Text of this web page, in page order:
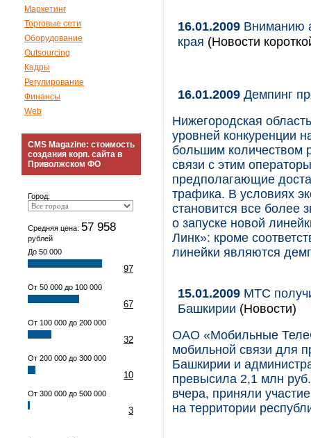
Маркетинг
Торговые сети
Оборудование
Outsourcing
Кадры
Регулирование
Финансы
Web
CMS Magazine: стоимость
создания корп. сайта в
Приволжском ФО
Город:
Средняя цена: 57 958
рублей
До 50 000
97
От 50 000 до 100 000
67
От 100 000 до 200 000
32
От 200 000 до 300 000
10
От 300 000 до 500 000
3
16.01.2009 Вниманию
края (Новости
16.01.2009 Демпинг
Нижегородская
уровней конкуренции
большим количеством
связи с этим
предполагающие
трафика. В условиях
становится все более
о запуске новой
Линк»: кроме
линейки являются
15.01.2009 МТС
Башкирии (Новости)
ОАО «Мобильные
мобильной связи для
Башкирии и
превысила 2,1 млн
вчера, приняли
на территории